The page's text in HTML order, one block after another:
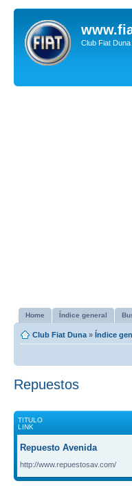
Club Fiat Duna
Home Índice general
Club Fiat Duna » Índice
Repuestos
TITULO
LINK
Repuesto Avenida
http://www.repuestosav.com/